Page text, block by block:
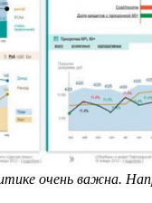
очень важна.